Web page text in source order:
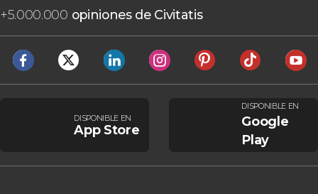
+5.000.000 opiniones de Civitatis
DISPONIBLE EN
App Store
DISPONIBLE EN
Google
Play